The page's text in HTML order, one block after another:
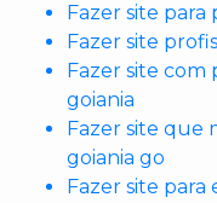
Fazer site para
Fazer site
Fazer site com
goiania
Fazer site que
goiania go
Fazer site para